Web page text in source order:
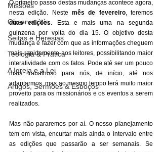
Missões
Observatório
Seitas e Heresias
Teologia & Prática
A Igreja e a Lei
Artigos, Sermões & Esboços
O primeiro passo destas mudanças acontece agora,
nesta edição. Neste mês de fevereiro
duas edições. Esta e mais uma na segunda
quinzena por volta do dia 15. O objetivo desta
mudança é fazer com que as informações cheguem
mais rapidamente aos leitores, possibilitando maior
interatividade com os fatos. Pode até ser um pouco
mais trabalhoso para nós, de início, até nos
adaptarmos, mas ao mesmo tempo terá muito maior
proveito para os missionários e os eventos a serem
realizados.
Mas não pararemos por aí. O nosso planejamento
tem em vista, encurtar mais ainda o intervalo entre
as edições que passarão a ser semanais. Se